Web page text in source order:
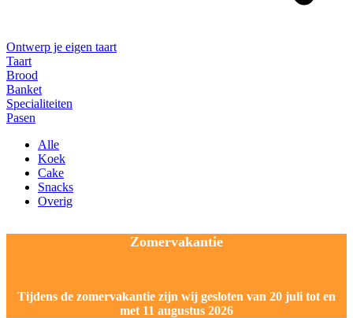
Ontwerp je eigen taart
Taart
Brood
Banket
Specialiteiten
Pasen
Alle
Koek
Cake
Snacks
Overig
Zomervakantie
Tijdens de zomervakantie zijn wij gesloten van 20 juli tot en
met 11 augustus 2026